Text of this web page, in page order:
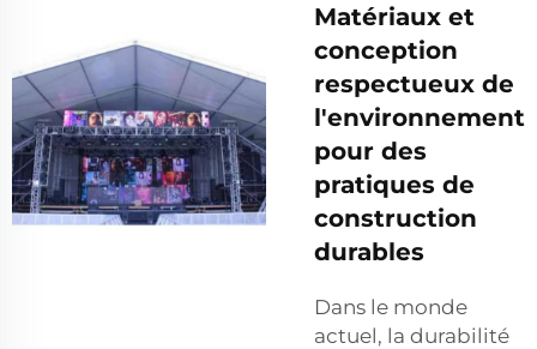
Matériaux et
conception
respectueux de
l'environnement
pour des
pratiques de
construction
durables
Dans le monde
actuel, la durabilité